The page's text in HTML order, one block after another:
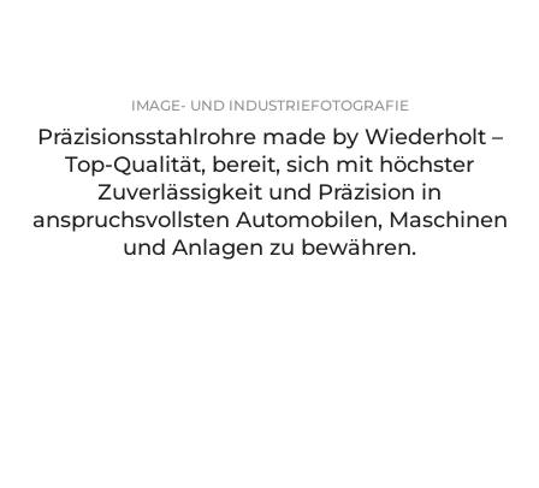
IMAGE- UND INDUSTRIEFOTOGRAFIE
Präzisionsstahlrohre made by Wiederholt –
Top-Qualität, bereit, sich mit höchster
Zuverlässigkeit und Präzision in
anspruchsvollsten Automobilen, Maschinen
und Anlagen zu bewähren.